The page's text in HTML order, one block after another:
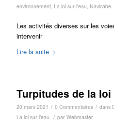
environnement, La loi sur l'eau Navicabe
Les activités diverses sur les
intervenir
Lire la suite
Turpitudes de la loi
20 mars 2021 / 0 Commentaires / dans
La loi sur l'eau / par Webmaster